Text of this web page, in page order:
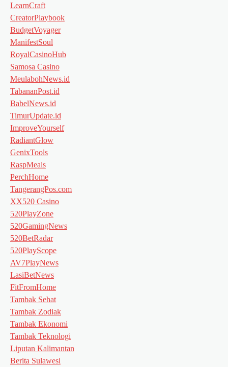
LearnCraft
CreatorPlaybook
BudgetVoyager
ManifestSoul
RoyalCasinoHub
Samosa Casino
MeulabohNews.id
TabananPost.id
BabelNews.id
TimurUpdate.id
ImproveYourself
RadiantGlow
GenixTools
RaspMeals
PerchHome
TangerangPos.com
XX520 Casino
520PlayZone
520GamingNews
520BetRadar
520PlayScope
AV7PlayNews
LasiBetNews
FitFromHome
Tambak Sehat
Tambak Zodiak
Tambak Ekonomi
Tambak Teknologi
Liputan Kalimantan
Berita Sulawesi